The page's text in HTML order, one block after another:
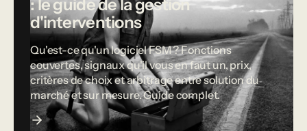
: le guide de la gestion
d'interventions
Qu'est-ce qu'un logiciel FSM ? Fonctions
couvertes, signaux qu'il vous en faut un, prix,
critères de choix et arbitrage entre solution du
marché et sur mesure. Guide complet.